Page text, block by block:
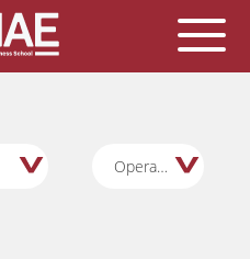
Operaciones